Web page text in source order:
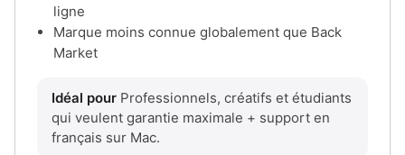
ligne
Marque moins connue globalement que Back
Market
Idéal pour Professionnels, créatifs et étudiants
qui veulent garantie maximale + support en
français sur Mac.